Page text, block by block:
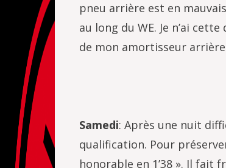
pneu arrière est en
au long du WE. Je n’ai
de mon amortisseur
Samedi: Après une nuit
qualification. Pour
honorable en 1’38 ». Il fait